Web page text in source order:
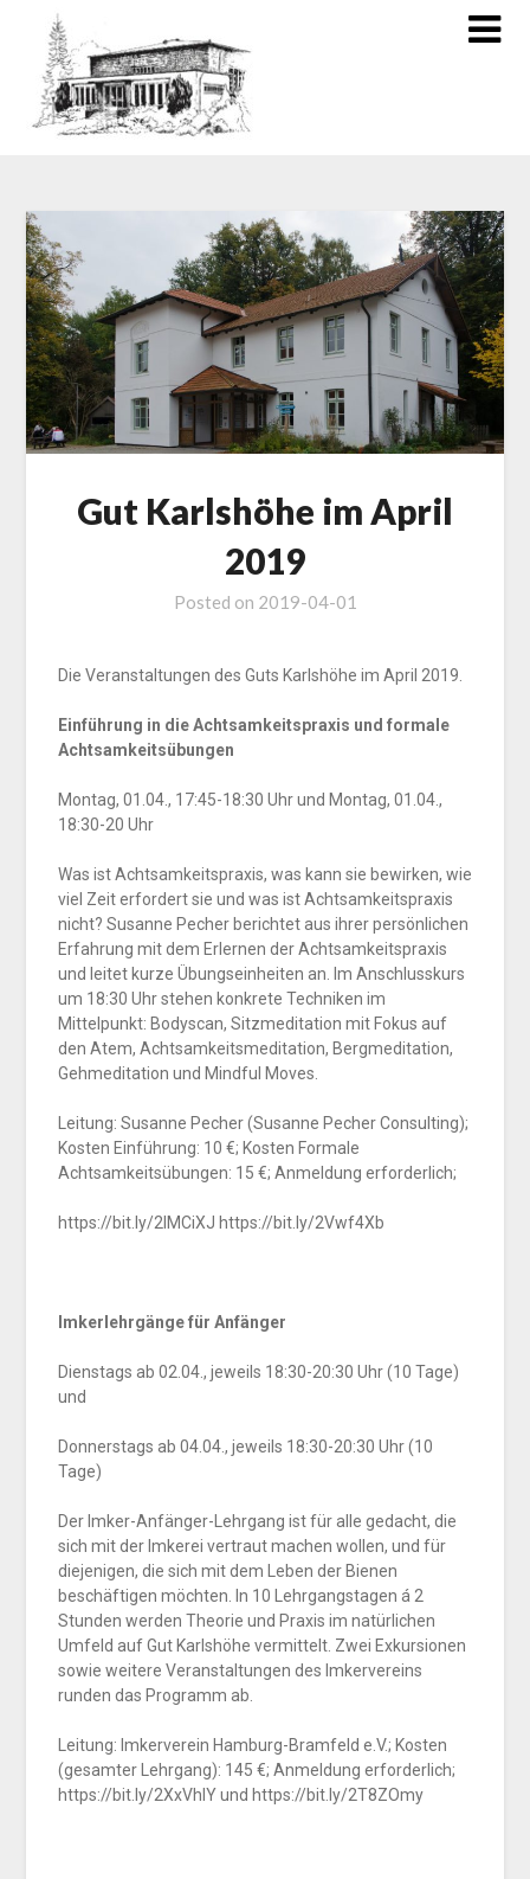
Gut Karlshöhe im April
2019
Posted on 2019-04-01
Die Veranstaltungen des Guts Karlshöhe im April 2019.
Einführung in die Achtsamkeitspraxis und formale
Achtsamkeitsübungen
Montag, 01.04., 17:45-18:30 Uhr und Montag, 01.04.,
18:30-20 Uhr
Was ist Achtsamkeitspraxis, was kann sie bewirken, wie
viel Zeit erfordert sie und was ist Achtsamkeitspraxis
nicht? Susanne Pecher berichtet aus ihrer persönlichen
Erfahrung mit dem Erlernen der Achtsamkeitspraxis
und leitet kurze Übungseinheiten an. Im Anschlusskurs
um 18:30 Uhr stehen konkrete Techniken im
Mittelpunkt: Bodyscan, Sitzmeditation mit Fokus auf
den Atem, Achtsamkeitsmeditation, Bergmeditation,
Gehmeditation und Mindful Moves.
Leitung: Susanne Pecher (Susanne Pecher Consulting);
Kosten Einführung: 10 €; Kosten Formale
Achtsamkeitsübungen: 15 €; Anmeldung erforderlich;
https://bit.ly/2IMCiXJ https://bit.ly/2Vwf4Xb
Imkerlehrgänge für Anfänger
Dienstags ab 02.04., jeweils 18:30-20:30 Uhr (10 Tage)
und
Donnerstags ab 04.04., jeweils 18:30-20:30 Uhr (10
Tage)
Der Imker-Anfänger-Lehrgang ist für alle gedacht, die
sich mit der Imkerei vertraut machen wollen, und für
diejenigen, die sich mit dem Leben der Bienen
beschäftigen möchten. In 10 Lehrgangstagen á 2
Stunden werden Theorie und Praxis im natürlichen
Umfeld auf Gut Karlshöhe vermittelt. Zwei Exkursionen
sowie weitere Veranstaltungen des Imkervereins
runden das Programm ab.
Leitung: Imkerverein Hamburg-Bramfeld e.V.; Kosten
(gesamter Lehrgang): 145 €; Anmeldung erforderlich;
https://bit.ly/2XxVhIY und https://bit.ly/2T8ZOmy